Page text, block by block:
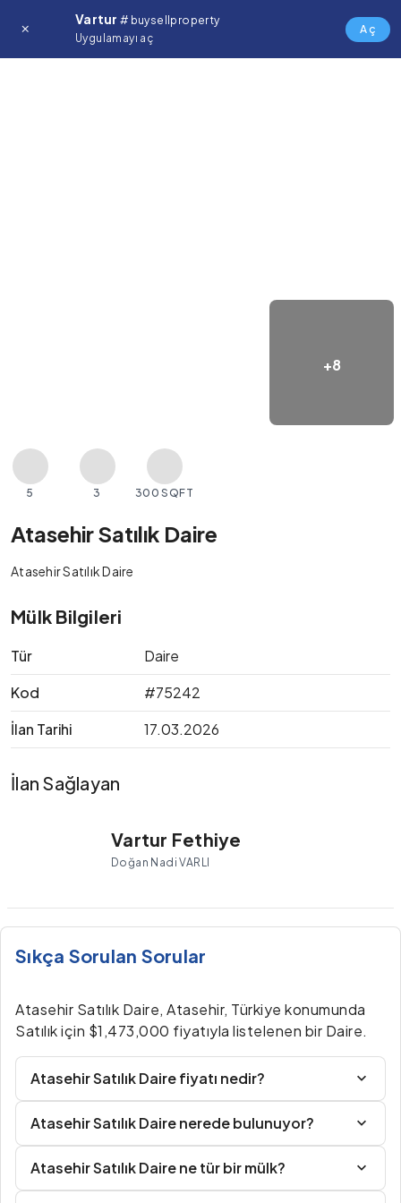
Vartur # buysellproperty
Uygulamayı aç
Aç
+8
5 3 300 SQFT
Atasehir Satılık Daire
Atasehir Satılık Daire
Mülk Bilgileri
Tür
Daire
Kod
#75242
İlan Tarihi
17.03.2026
İlan Sağlayan
Vartur Fethiye
Doğan Nadi VARLI
Sıkça Sorulan Sorular
Atasehir Satılık Daire, Atasehir, Türkiye konumunda
Satılık için $1,473,000 fiyatıyla listelenen bir Daire.
Atasehir Satılık Daire fiyatı nedir?
Atasehir Satılık Daire nerede bulunuyor?
Atasehir Satılık Daire ne tür bir mülk?